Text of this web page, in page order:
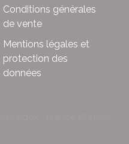
Conditions générales
de vente
Mentions légales et
protection des
données